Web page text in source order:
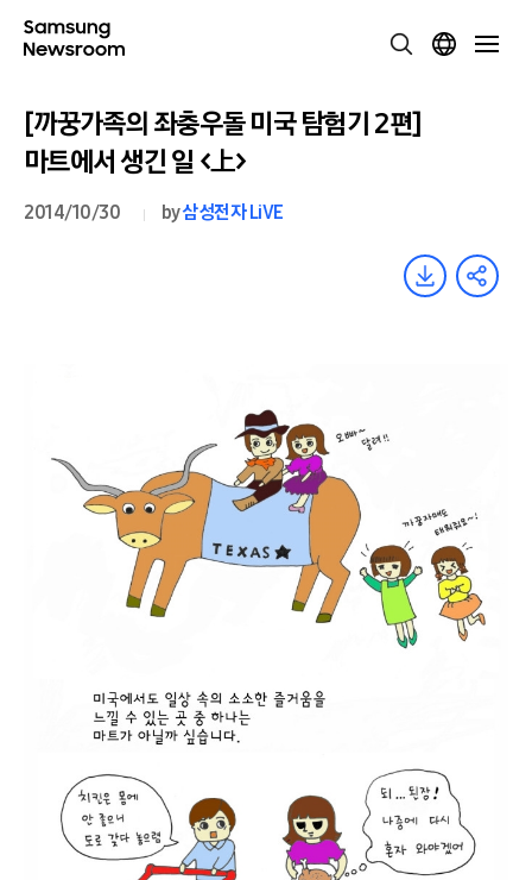
[까꿍가족의 좌충우돌 미국 탐험기 2편]
마트에서 생긴 일 <上>
2014/10/30 by삼성전자 LiVE